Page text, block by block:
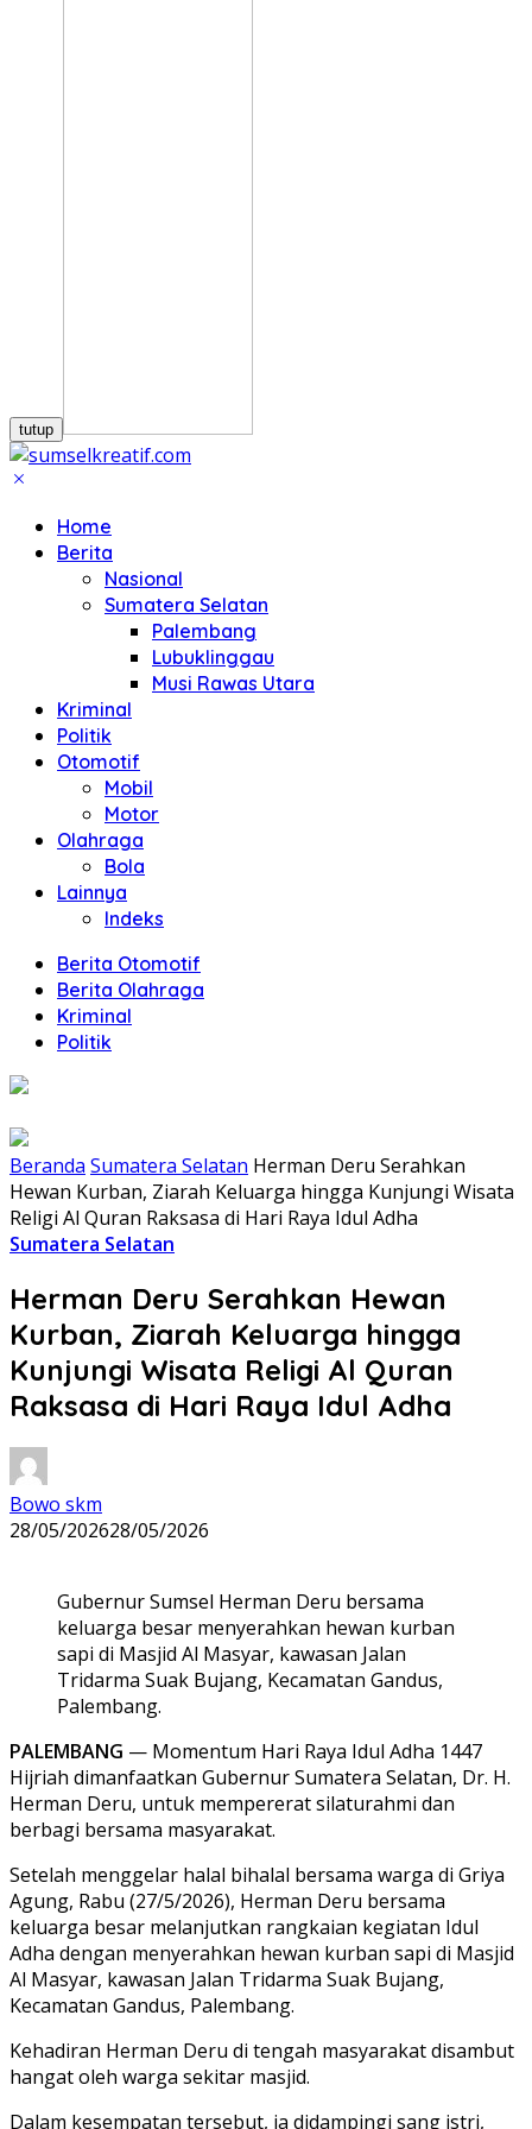
tutup
Home
Berita
Nasional
Sumatera Selatan
Palembang
Lubuklinggau
Musi Rawas Utara
Kriminal
Politik
Otomotif
Mobil
Motor
Olahraga
Bola
Lainnya
Indeks
Berita Otomotif
Berita Olahraga
Kriminal
Politik
Beranda Sumatera Selatan Herman Deru Serahkan
Hewan Kurban, Ziarah Keluarga hingga Kunjungi Wisata
Religi Al Quran Raksasa di Hari Raya Idul Adha
Sumatera Selatan
Herman Deru Serahkan Hewan
Kurban, Ziarah Keluarga hingga
Kunjungi Wisata Religi Al Quran
Raksasa di Hari Raya Idul Adha
Bowo skm
28/05/202628/05/2026
Gubernur Sumsel Herman Deru bersama
keluarga besar menyerahkan hewan kurban
sapi di Masjid Al Masyar, kawasan Jalan
Tridarma Suak Bujang, Kecamatan Gandus,
Palembang.
PALEMBANG — Momentum Hari Raya Idul Adha 1447
Hijriah dimanfaatkan Gubernur Sumatera Selatan, Dr. H.
Herman Deru, untuk mempererat silaturahmi dan
berbagi bersama masyarakat.
Setelah menggelar halal bihalal bersama warga di Griya
Agung, Rabu (27/5/2026), Herman Deru bersama
keluarga besar melanjutkan rangkaian kegiatan Idul
Adha dengan menyerahkan hewan kurban sapi di Masjid
Al Masyar, kawasan Jalan Tridarma Suak Bujang,
Kecamatan Gandus, Palembang.
Kehadiran Herman Deru di tengah masyarakat disambut
hangat oleh warga sekitar masjid.
Dalam kesempatan tersebut, ia didampingi sang istri,